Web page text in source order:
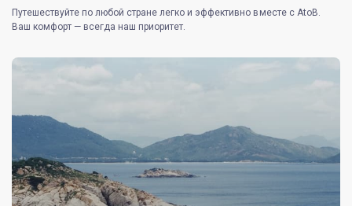
Путешествуйте по любой стране легко и эффективно вместе с AtoB.
Ваш комфорт — всегда наш приоритет.